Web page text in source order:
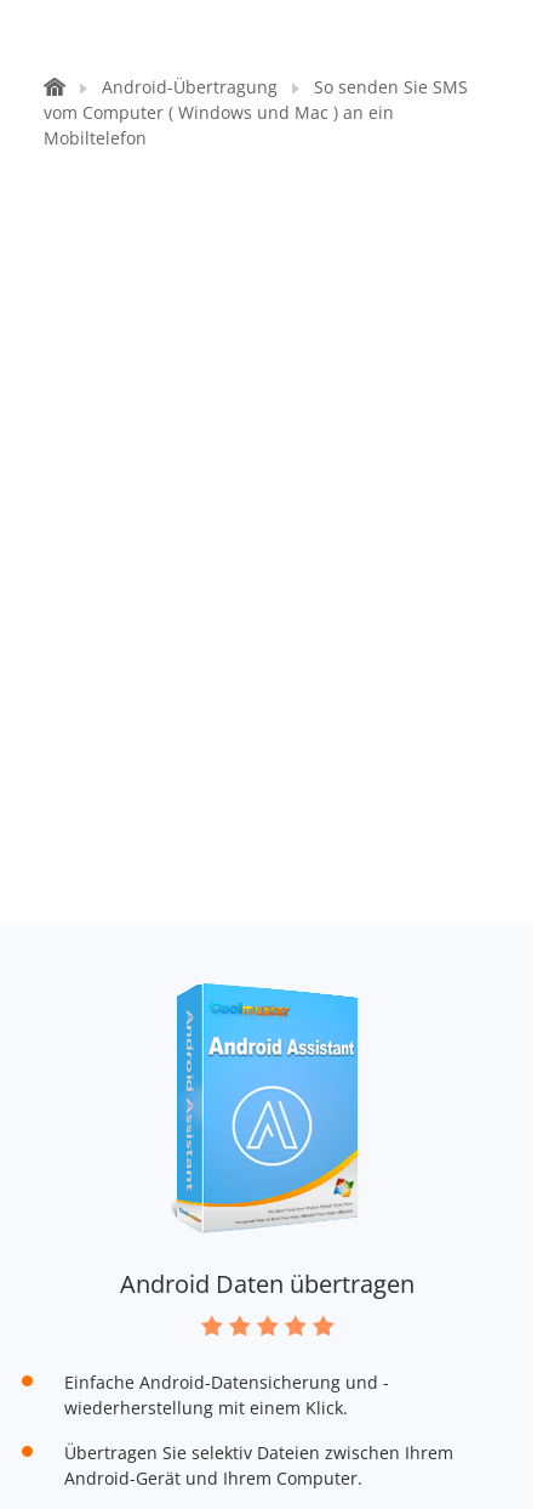
Android-Übertragung
So senden Sie SMS
vom Computer ( Windows und Mac ) an ein
Mobiltelefon
Android Daten übertragen
Einfache Android-Datensicherung und -
wiederherstellung mit einem Klick.
Übertragen Sie selektiv Dateien zwischen Ihrem
Android-Gerät und Ihrem Computer.